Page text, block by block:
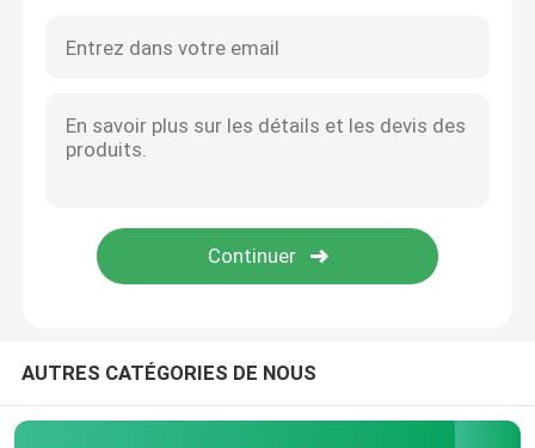
Structure de toit d'entrepôt
AUTRES CATÉGORIES DE NOUS